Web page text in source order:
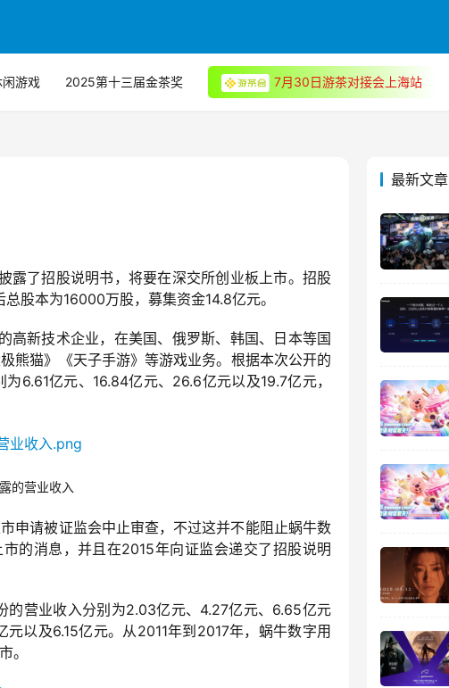
闲游戏 2025第十三届金茶奖 7月30日游茶对接会上海站
露了招股说明书，将要在深交所创业板上市。招股
股本为16000万股，募集资金14.8亿元。
新技术企业，在美国、俄罗斯、韩国、日本等国
熊猫》《天子手游》等游戏业务。根据本次公开的
6.61亿元、16.84亿元、26.6亿元以及19.7亿元，
的营业收入
申请被证监会中止审查，不过这并不能阻止蜗牛数
的消息，并且在2015年向证监会递交了招股说明
的营业收入分别为2.03亿元、4.27亿元、6.65亿元
以及6.15亿元。从2011年到2017年，蜗牛数字用
。
最新文章